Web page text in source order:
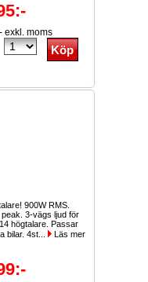
exkl. moms
900W RMS.
peak. 3-vägs ljud för
högtalare. Passar
bilar. 4st...
Läs mer